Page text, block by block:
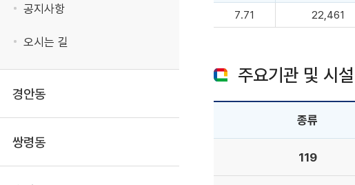
공지사항
오시는 길
경안동
쌍령동
7.71 22,461
주요기관 및 시설
종류
119